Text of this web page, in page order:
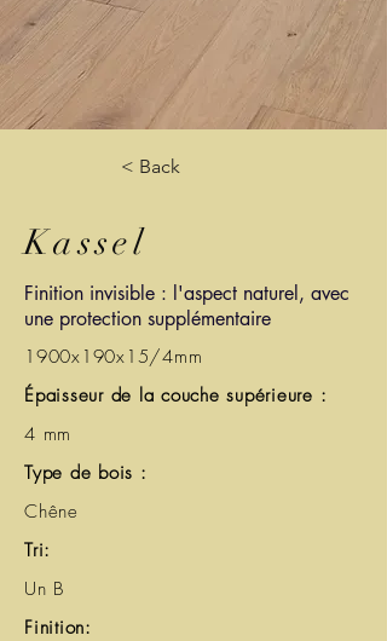
< Back
Kassel
Finition invisible : l'aspect naturel, avec
une protection supplémentaire
1900x190x15/4mm
Épaisseur de la couche supérieure :
4 mm
Type de bois :
Chêne
Tri:
Un B
Finition: